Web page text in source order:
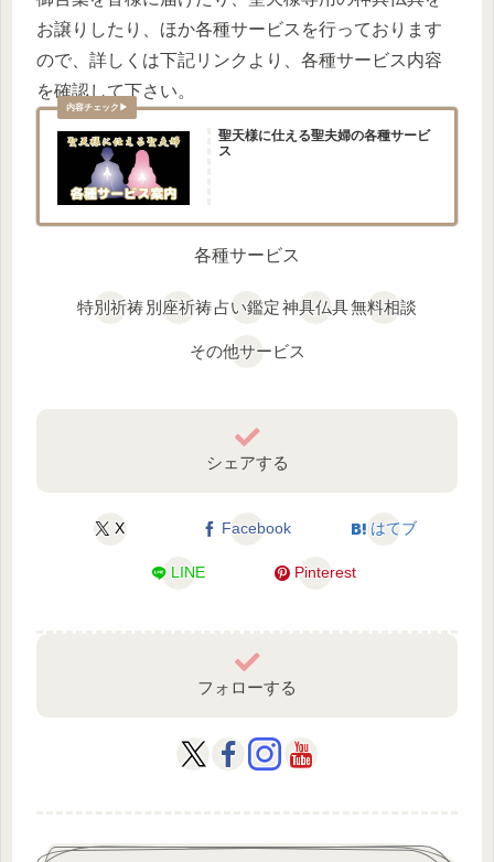
お譲りしたり、ほか各種サービスを行っております
ので、詳しくは下記リンクより、各種サービス内容
を確認して下さい。
聖天様に仕える聖夫婦の各種サービ
ス
各種サービス
特別祈祷別座祈祷占い鑑定神具仏具無料相談
その他サービス
シェアする
X Facebook はてブ
LINE Pinterest
フォローする